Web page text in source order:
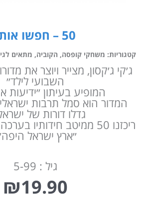
50 – חפשו אותי
קטגוריות: משחקי קופסה, הקוביה, מתאים
ג׳קי ג׳קסון, מצייר ויוצר את
השבועי לילד״
המופיע בעיתון ״ידיעות
המדור הוא סמל תרבות ישראלי
גדלו דורות של
ריכזנו 50 ממיטב חידותיו
״ארץ ישראל
גיל : 5-99
₪19.90